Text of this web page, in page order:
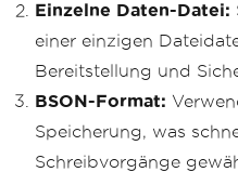
Einzelne Daten-Datei:
einer einzigen
Bereitstellung und
BSON-Format:
Speicherung, was
Schreibvorgänge